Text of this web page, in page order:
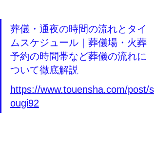
葬儀・通夜の時間の流れとタイ
ムスケジュール｜葬儀場・火葬
予約の時間帯など葬儀の流れに
ついて徹底解説
https://www.touensha.com/post/s
ougi92